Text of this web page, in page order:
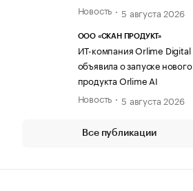
Новость
5 августа 2026
ООО «СКАН ПРОДУКТ»
ИТ-компания Orlime Digital
объявила о запуске нового
продукта Orlime AI
Новость
5 августа 2026
Все публикации